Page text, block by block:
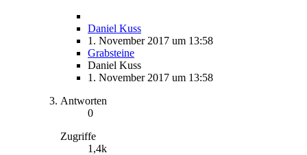
Daniel Kuss
1. November 2017 um 13:58
Grabsteine
Daniel Kuss
1. November 2017 um 13:58
Antworten
0
Zugriffe
1,4k